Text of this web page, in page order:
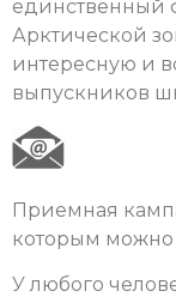
единственный
Арктической
интересную и
выпускников
Приемная
которым можно
У любого